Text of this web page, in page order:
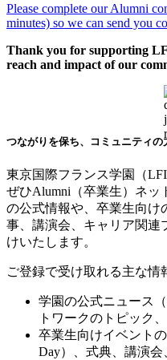
Please complete our Alumni
minutes) so we can send you
Thank you for supporting
reach and impact of our
つながりを保ち、コミュニティの
東京国際フランス学園（
ぜひAlumni （卒業生）ネ
の公式情報や、卒業生向け
事、講演会、キャリア関連
けいたします。
ご登録で受け取れる主な情
学園の公式ニュース
トワークのトピック
卒業生向けイベント
Day）、式典、講演